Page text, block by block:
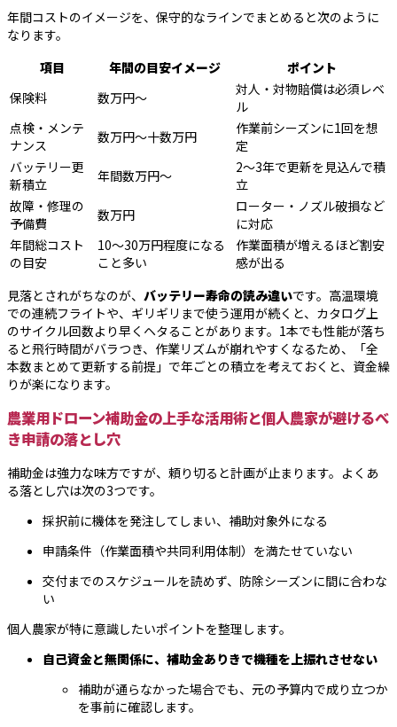
年間コストのイメージを、保守的なラインでまとめると次のように
なります。
項目
年間の目安イメージ
ポイント
保険料
数万円〜
対人・対物賠償は必須レベ
ル
点検・メンテ
ナンス
数万円〜十数万円
作業前シーズンに1回を想
定
バッテリー更
新積立
年間数万円〜
2〜3年で更新を見込んで積
立
故障・修理の
予備費
数万円
ローター・ノズル破損など
に対応
年間総コスト
の目安
10〜30万円程度になる
こと多い
作業面積が増えるほど割安
感が出る
見落とされがちなのが、 バッテリー寿命の読み違いです。高温環境
での連続フライトや、ギリギリまで使う運用が続くと、カタログ上
のサイクル回数より早くヘタることがあります。1本でも性能が落ち
ると飛行時間がバラつき、作業リズムが崩れやすくなるため、「全
本数まとめて更新する前提」で年ごとの積立を考えておくと、資金繰
りが楽になります。
農業用ドローン補助金の上手な活用術と個人農家が避けるべ
き申請の落とし穴
補助金は強力な味方ですが、頼り切ると計画が止まります。よくあ
る落とし穴は次の3つです。
採択前に機体を発注してしまい、補助対象外になる
申請条件（作業面積や共同利用体制）を満たせていない
交付までのスケジュールを読めず、防除シーズンに間に合わな
い
個人農家が特に意識したいポイントを整理します。
自己資金と無関係に、補助金ありきで機種を上振れさせない
補助が通らなかった場合でも、元の予算内で成り立つか
を事前に確認します。